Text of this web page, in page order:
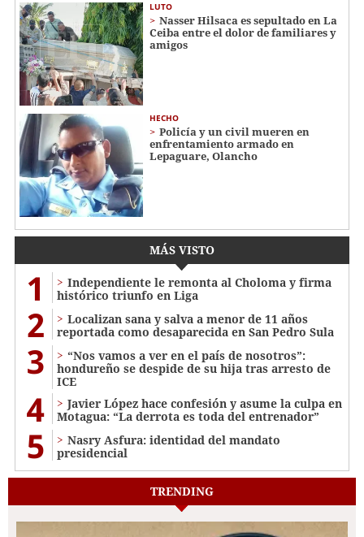
LUTO
Nasser Hilsaca es sepultado en La
Ceiba entre el dolor de familiares y
amigos
HECHO
Policía y un civil mueren en
enfrentamiento armado en
Lepaguare, Olancho
MÁS VISTO
1
Independiente le remonta al Choloma y firma
histórico triunfo en Liga
2
Localizan sana y salva a menor de 11 años
reportada como desaparecida en San Pedro Sula
3
“Nos vamos a ver en el país de nosotros”:
hondureño se despide de su hija tras arresto de
ICE
4
Javier López hace confesión y asume la culpa en
Motagua: “La derrota es toda del entrenador”
5
Nasry Asfura: identidad del mandato
presidencial
TRENDING